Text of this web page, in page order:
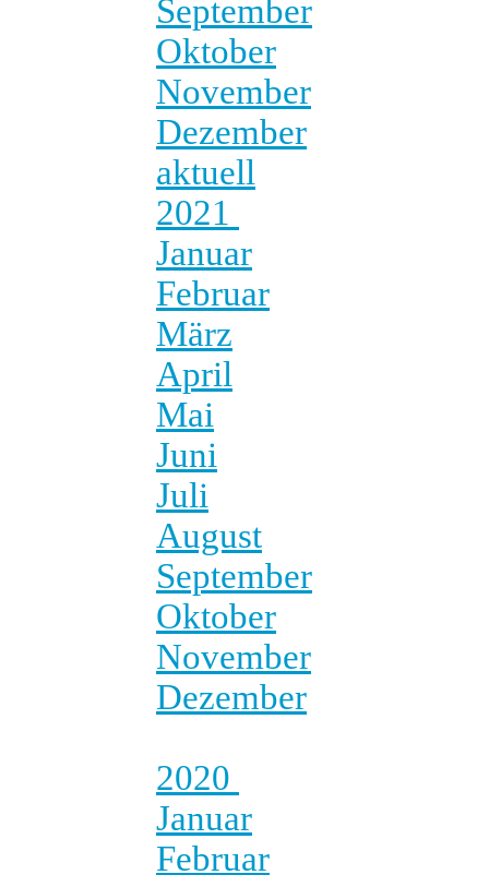
September
Oktober
November
Dezember
aktuell
2021
Januar
Februar
März
April
Mai
Juni
Juli
August
September
Oktober
November
Dezember
2020
Januar
Februar